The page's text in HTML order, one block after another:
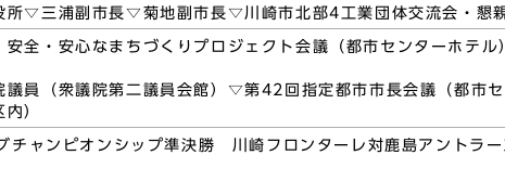
▽三浦副市長▽菊地副市長▽川崎市北部4工業団体交流会・懇親
全・安心なまちづくりプロジェクト会議（都市センターホテ
議員（衆議院第二議員会館）▽第42回指定都市市長会議（都市
）
ャンピオンシップ準決勝 川崎フロンターレ対鹿島アントラー